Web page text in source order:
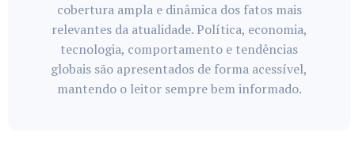
cobertura ampla e dinâmica dos fatos mais
relevantes da atualidade. Política, economia,
tecnologia, comportamento e tendências
globais são apresentados de forma acessível,
mantendo o leitor sempre bem informado.